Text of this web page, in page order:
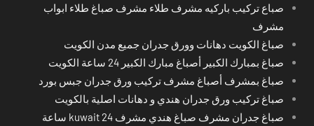
صباع تركيب باركيه مشرف طلاء مشرف صباغ طلاء ابواب
مشرف
صباغ الكويت دهانات وورق جدران جميع مدن الكويت
صباغ بمبارك الكبير أصباغ مبارك الكبير 24 ساعة الكويت
صباغ بمشرف أصباغ مشرف تركيب ورق جدران جبس بورد
صباغ تركيب ورق جدران هندي و دهانات اصلية بالكويت
صباغ جدران مشرف صباغ هندي مشرف kuwait 24 ساعة